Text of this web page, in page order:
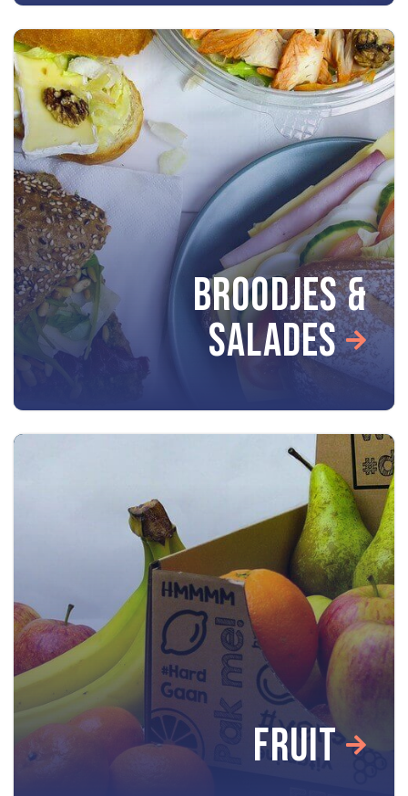
BROODJES &
SALADES
FRUIT